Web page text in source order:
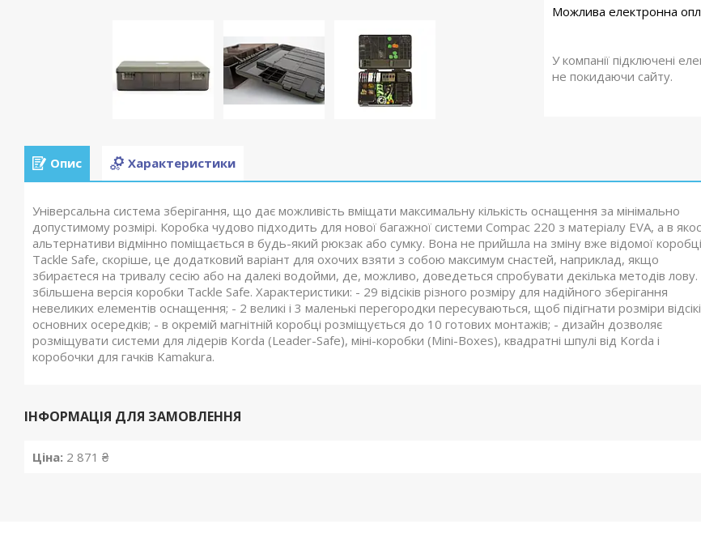
У компанії підключені
не покидаючи сайту.
Опис Характеристики
Універсальна система зберігання, що дає можливість вміщати максимальну кількість оснащення за мінімально
допустимому розмірі. Коробка чудово підходить для нової багажної системи Compac 220 з матеріалу EVA, а в
альтернативи відмінно поміщається в будь-який рюкзак або сумку. Вона не прийшла на зміну вже відомої коробці
Tackle Safe, скоріше, це додатковий варіант для охочих взяти з собою максимум снастей, наприклад, якщо
збираєтеся на тривалу сесію або на далекі водойми, де, можливо, доведеться спробувати декілька методів
збільшена версія коробки Tackle Safe. Характеристики: - 29 відсіків різного розміру для надійного зберігання
невеликих елементів оснащення; - 2 великі і 3 маленькі перегородки пересуваються, щоб підігнати розміри
основних осередків; - в окремій магнітній коробці розміщується до 10 готових монтажів; - дизайн дозволяє
розміщувати системи для лідерів Korda (Leader-Safe), міні-коробки (Mini-Boxes), квадратні шпулі від Korda і
коробочки для гачків Kamakura.
ІНФОРМАЦІЯ ДЛЯ ЗАМОВЛЕННЯ
Ціна: 2 871 ₴